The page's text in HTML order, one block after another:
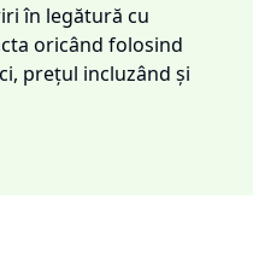
în legătură cu
oricând folosind
prețul incluzând și